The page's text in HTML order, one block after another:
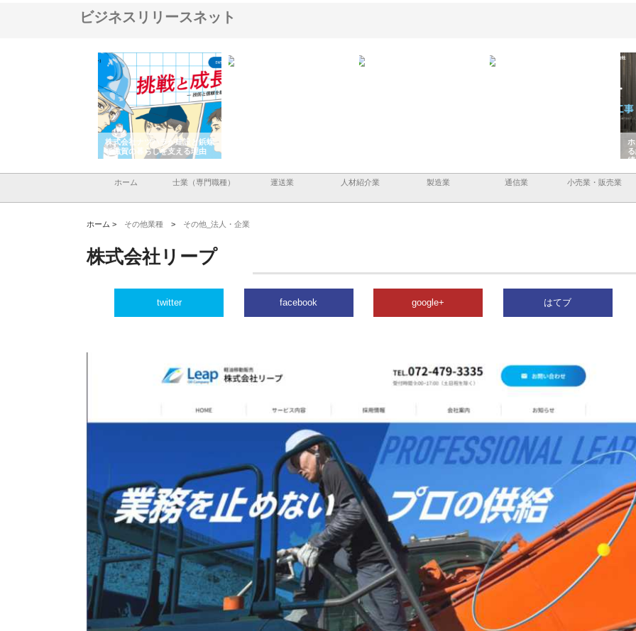
ビジネスリリースネット
株式会社ナツハラが建設と鋲螺
で滋賀の暮らしを支える理由
ホ
る
績
ホーム 士業（専門職種） 運送業 人材紹介業 製造業 通信業 小売業・販売業
ホーム > その他業種 > その他_法人・企業
株式会社リープ
twitter facebook google+ はてブ